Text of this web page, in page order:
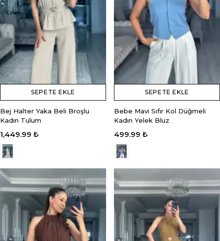
SEPETE EKLE
Bej Halter Yaka Beli Broşlu
Kadın Tulum
1,449.99 ₺
SEPETE EKLE
Bebe Mavi Sıfır Kol Düğmeli
Kadın Yelek Bluz
499.99 ₺